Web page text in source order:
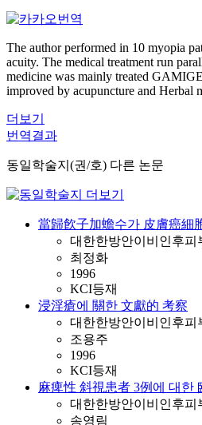
The author performed in 10 myopia
acuity. The medical treatment run
medicine was mainly treated
improved by acupuncture and Herbal
더보기
번역결과
동일학술지(권/호) 다른 논문
當歸飮子加蟾수가 皮膚癌細
대한한방안이비인후피
최정화
1996
KCI등재
浸淫瘡에 關한 文獻的 考察
대한한방안이비인후피
조용주
1996
KCI등재
麻痺性 斜視患者 3例에 대한
대한한방안이비인후피
송영림